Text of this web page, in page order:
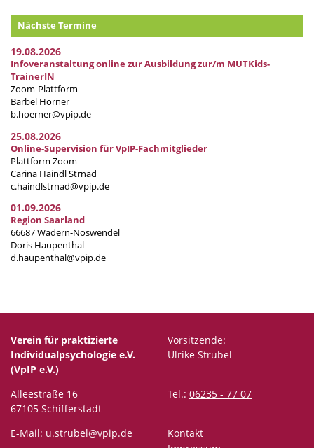
Nächste Termine
19.08.2026
Infoveranstaltung online zur Ausbildung zur/m MUTKids-
TrainerIN
Zoom-Plattform
Bärbel Hörner
b.hoerner@vpip.de
25.08.2026
Online-Supervision für VpIP-Fachmitglieder
Plattform Zoom
Carina Haindl Strnad
c.haindlstrnad@vpip.de
01.09.2026
Region Saarland
66687 Wadern-Noswendel
Doris Haupenthal
d.haupenthal@vpip.de
Verein für praktizierte
Individualpsychologie e.V.
(VpIP e.V.)
Vorsitzende:
Ulrike Strubel
Alleestraße 16
67105 Schifferstadt
Tel.: 06235 - 77 07
E-Mail: u.strubel@vpip.de
Kontakt